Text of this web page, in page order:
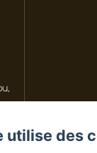
utilise des